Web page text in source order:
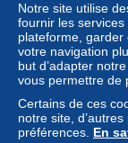
Hesse
Notre site utilise
fournir les
plateforme,
votre navigation
but d’adapter
vous permettre de
Certains de ces
notre site,
préférences. En